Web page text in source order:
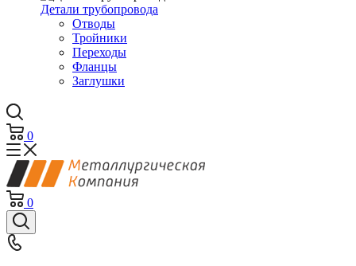
Детали трубопровода
Отводы
Тройники
Переходы
Фланцы
Заглушки
0
0